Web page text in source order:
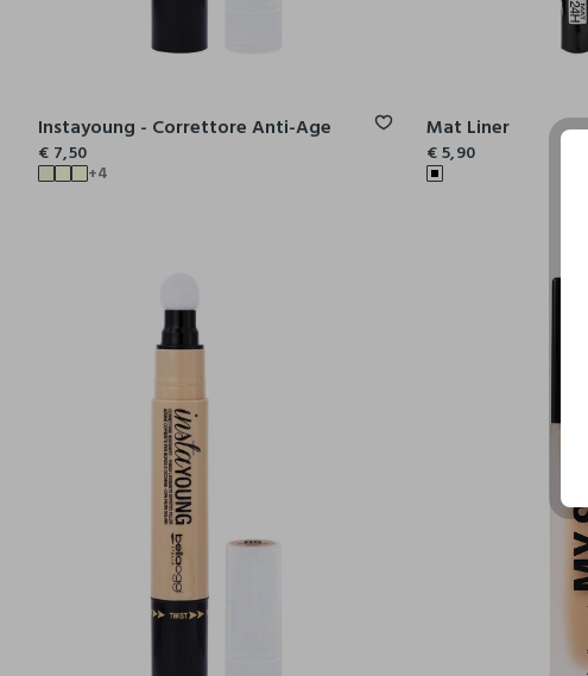
Instayoung - Correttore Anti-Age
€ 7,50
+4
Mat Liner
€ 5,90